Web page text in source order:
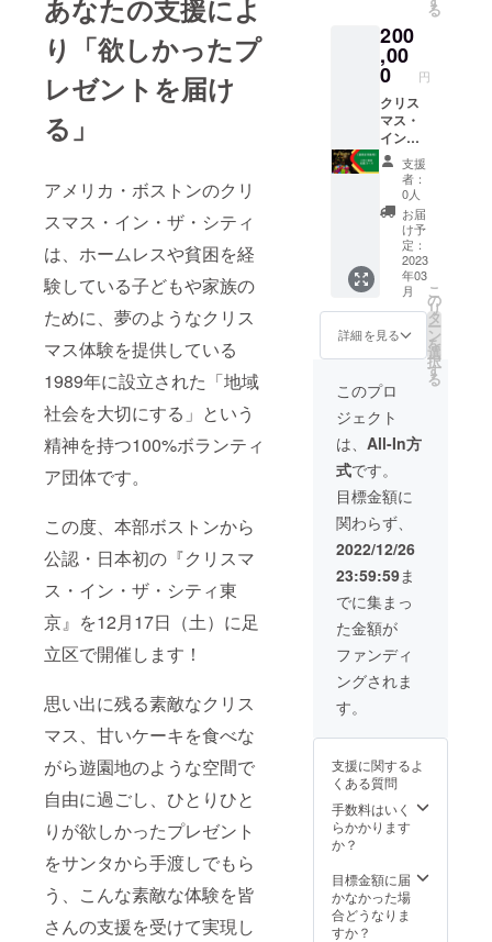
あなたの支援によ
り「欲しかったプ
レゼントを届け
る」
アメリカ・ボストンのクリ
スマス・イン・ザ・シティ
は、ホームレスや貧困を経
験している子どもや家族の
ために、夢のようなクリス
マス体験を提供している
1989年に設立された「地域
社会を大切にする」という
精神を持つ100%ボランティ
ア団体です。
この度、本部ボストンから
公認・日本初の『クリスマ
ス・イン・ザ・シティ東
京』を12月17日（土）に足
立区で開催します！
思い出に残る素敵なクリス
マス、甘いケーキを食べな
がら遊園地のような空間で
自由に過ごし、ひとりひと
りが欲しかったプレゼント
をサンタから手渡しでもら
う、こんな素敵な体験を皆
さんの支援を受けて実現し
②チョ
イふる
活動報
告書の
送付
×12カ月
分）
∟3,960
円：マ
インク
ラフト
購入費
∟19,80
0円：ク
ラウド
ファン
ディン
グの手
数料＋
消費税
（計
9.9％）
∟16,24
0円：
PC郵送
料やポ
スター
の印刷
費用等
の運営
費に充
てさせ
ていた
だきま
す。 ■
ご支援
いただ
いた御
礼に下
記２つ
のリ
ターン
をご用
オンラ
動報告
会への
ご招待
・実施
予定時
2023年
3月頃
・所要
時間
る
200
,00
0 円
クリス
マス・
イン・
ザ・シ
ティ東
（CITC
東京）
に企業
協賛す
るコー
援いた
だいた
御礼
に、
CITC東
京協賛
企業様
として
活動報
告書や
団体
ホーム
ページ
等でご
紹介さ
せてい
ただき
ます。
※既に他
のリ
ターン
でご支
いる企
は、掲
載の有
無をご
相談さ
せてい
ますと
幸いで
す。 加
えて、
支援
者：
0人
お届
け予
定：
2023
年03
月
詳細を見る
こ
の
リ
タ
ー
ン
を
選
択
す
る
このプロ
ジェクト
は、 All-In方
式です。
目標金額に
関わらず、
2022/12/26
23:59:59ま
でに集まっ
た金額が
ファンディ
ングされま
す。
支援に関するよ
くある質問
手数料はいく
らかかります
か？
目標金額に届
かなかった場
合どうなりま
すか？